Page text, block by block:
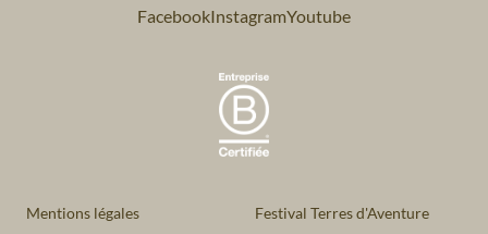
FacebookInstagramYoutube
Mentions légales Festival Terres d'Aventure